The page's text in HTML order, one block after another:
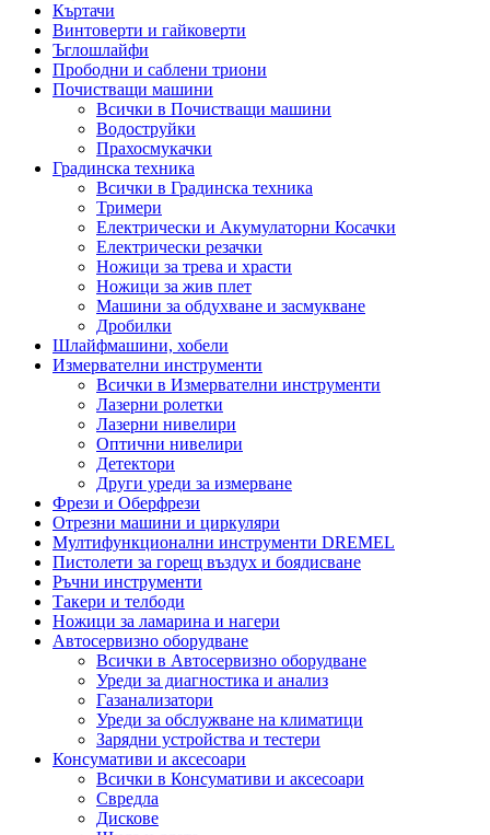
Къртачи
Винтоверти и гайковерти
Ъглошлайфи
Прободни и саблени триони
Почистващи машини
Всички в Почистващи машини
Водоструйки
Прахосмукачки
Градинска техника
Всички в Градинска техника
Тримери
Електрически и Акумулаторни Косачки
Електрически резачки
Ножици за трева и храсти
Ножици за жив плет
Машини за обдухване и засмукване
Дробилки
Шлайфмашини, хобели
Измервателни инструменти
Всички в Измервателни инструменти
Лазерни ролетки
Лазерни нивелири
Оптични нивелири
Детектори
Други уреди за измерване
Фрези и Оберфрези
Отрезни машини и циркуляри
Мултифункционални инструменти DREMEL
Пистолети за горещ въздух и боядисване
Ръчни инструменти
Такери и телбоди
Ножици за ламарина и нагери
Автосервизно оборудване
Всички в Автосервизно оборудване
Уреди за диагностика и анализ
Газанализатори
Уреди за обслужване на климатици
Зарядни устройства и тестери
Консумативи и аксесоари
Всички в Консумативи и аксесоари
Свредла
Дискове